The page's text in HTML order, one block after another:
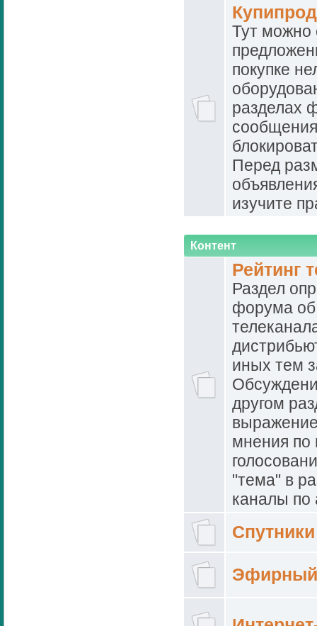
Тут можно
покупке
разделах
Перед
изучите
Контент
Рейтинг
Раздел
форума
иных тем
другом
мнения по
"тема" в
каналы по
Спутники